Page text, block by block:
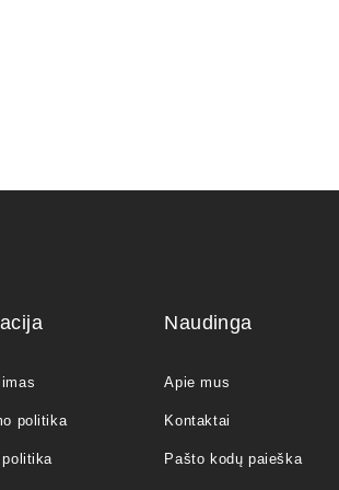
politika
Naudinga
Apie mus
Kontaktai
Pašto kodų paieška